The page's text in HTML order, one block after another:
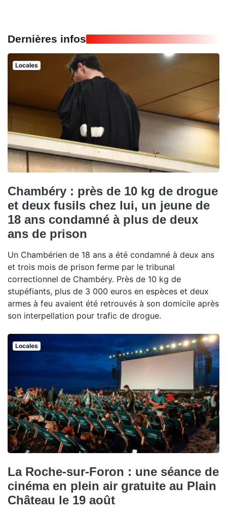
Dernières infos
Locales
Chambéry : près de 10 kg de drogue
et deux fusils chez lui, un jeune de
18 ans condamné à plus de deux
ans de prison
Un Chambérien de 18 ans a été condamné à deux ans
et trois mois de prison ferme par le tribunal
correctionnel de Chambéry. Près de 10 kg de
stupéfiants, plus de 3 000 euros en espèces et deux
armes à feu avaient été retrouvés à son domicile après
son interpellation pour trafic de drogue.
Locales
La Roche-sur-Foron : une séance de
cinéma en plein air gratuite au Plain
Château le 19 août